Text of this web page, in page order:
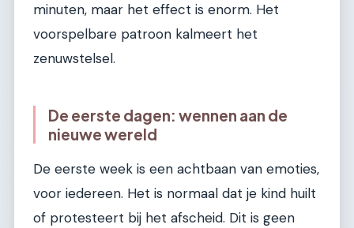
minuten, maar het effect is enorm. Het
voorspelbare patroon kalmeert het
zenuwstelsel.
De eerste dagen: wennen aan de
nieuwe wereld
De eerste week is een achtbaan van emoties,
voor iedereen. Het is normaal dat je kind huilt
of protesteert bij het afscheid. Dit is geen